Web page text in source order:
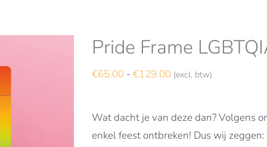
Pride Frame
€65.00 - €129.00Prijsklasse:
(excl. btw)
Wat dacht je van deze dan? Volgens
enkel feest ontbreken! Dus wij